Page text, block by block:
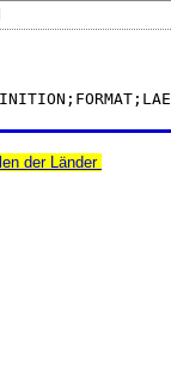
der Länder